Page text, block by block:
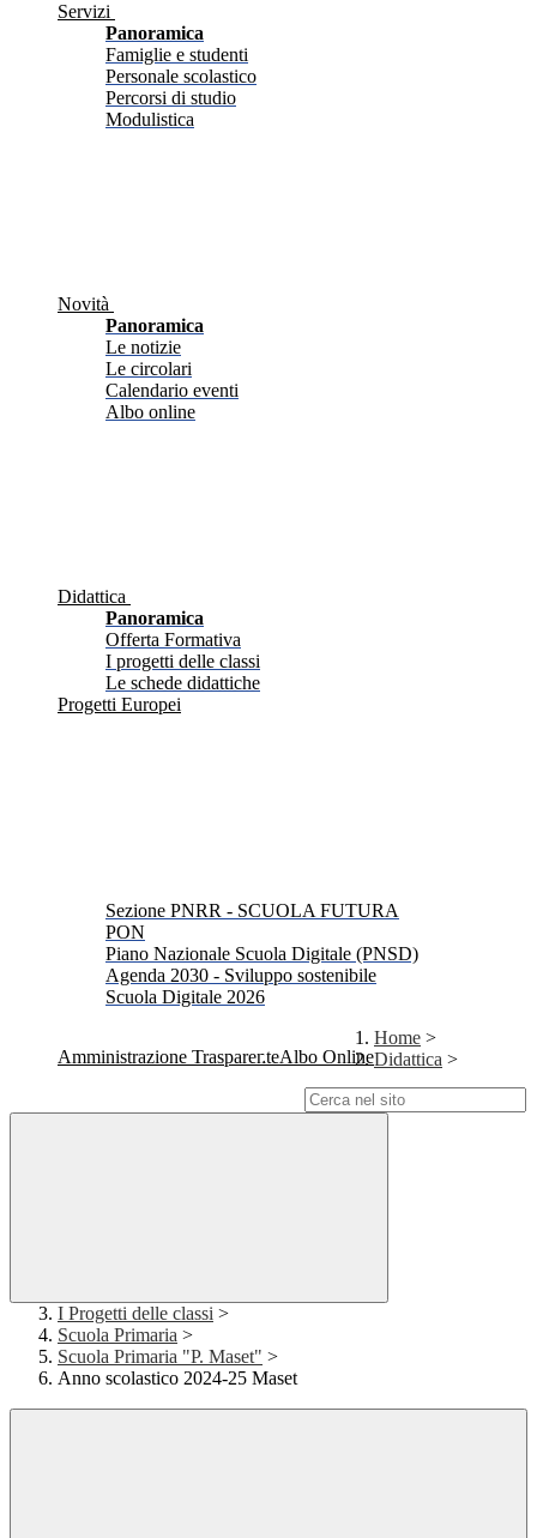
Servizi
Panoramica
Famiglie e studenti
Personale scolastico
Percorsi di studio
Modulistica
Novità
Panoramica
Le notizie
Le circolari
Calendario eventi
Albo online
Didattica
Panoramica
Offerta Formativa
I progetti delle classi
Le schede didattiche
Progetti Europei
Sezione PNRR - SCUOLA FUTURA
PON
Piano Nazionale Scuola Digitale (PNSD)
Agenda 2030 - Sviluppo sostenibile
Scuola Digitale 2026
Amministrazione TrasparenteAlbo Online
Home >
Didattica >
I Progetti delle classi >
Scuola Primaria >
Scuola Primaria "P. Maset" >
Anno scolastico 2024-25 Maset